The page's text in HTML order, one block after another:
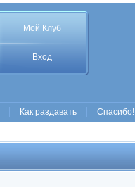
Мой Клуб
Вход
Как раздавать Спасибо!